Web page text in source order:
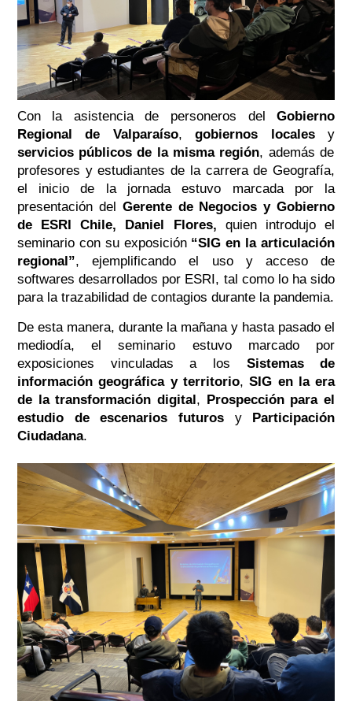
Con la asistencia de personeros delGobierno
Regional de Valparaíso,gobiernos localesy
servicios públicos de la misma región, además de
profesores y estudiantes de la carrera de Geografía,
el inicio de la jornada estuvo marcada por la
presentación del Gerente de Negocios y Gobierno
de ESRI Chile, Daniel Flores, quien introdujo el
seminario con su exposición“SIG en la articulación
regional”, ejemplificando el uso y acceso de
softwares desarrollados por ESRI, tal como lo ha sido
para la trazabilidad de contagios durante la pandemia.
De esta manera, durante la mañana y hasta pasado el
mediodía, el seminario estuvo marcado por
exposiciones vinculadas a los Sistemas de
información geográfica y territorio,SIG en la era
de la transformación digital, Prospección para el
estudio de escenarios futuros y Participación
Ciudadana.